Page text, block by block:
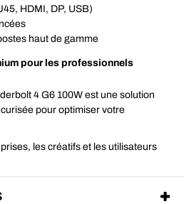
HDMI, DP, USB)
haut de gamme
pour les professionnels
4 G6 100W est une solution
pour optimiser votre
les créatifs et les utilisateurs